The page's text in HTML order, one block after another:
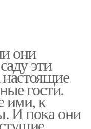
они
эти
гости.
ими, к
И пока они